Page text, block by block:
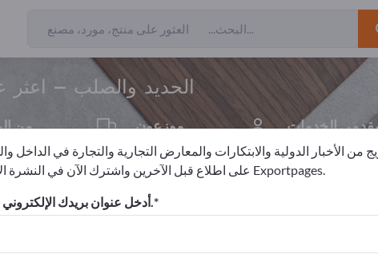
الحديد والصلب – اعثر
من موزعون
2
الخدمات
1
20
من المصنعين
من الأخبار الدولية والابتكارات والمعارض التجارية والتجارة في الداخل
على اطلاع قبل الآخرين واشترك الآن في النشرة الإخبارية لـ Exportpages.
أدخل عنوان بريدك الإلكتروني للاشتراك.